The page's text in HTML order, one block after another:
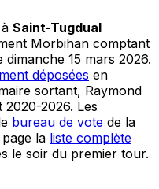
Saint-Tugdual
Morbihan comptant
15 mars 2026.
déposées en
sortant, Raymond
2026. Les
bureau de vote de la
la liste complète
le soir du premier tour.